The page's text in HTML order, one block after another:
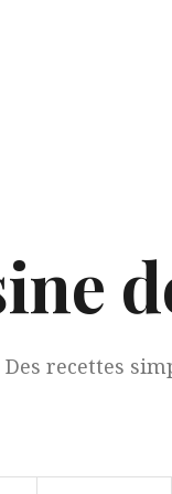
Des recettes